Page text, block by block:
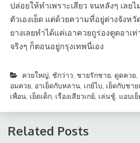
ปล่อยให้ทำเพราะเสียว จนหลังๆ เลย
ตัวเองเย็ด แต่ด้วยความที่อยู่ต่างจังห
ยางเลยทำได้แค่เอาควยถูร่องตูดอาเ
จริงๆ ก็ตอนอยู่กรุงเทพนี่เอง
ควยใหญ่, ชักว่าว, ชายรักชาย, ดูดควย,
อมควย, อาเย็ดกับหลาน, เกย์ไบ, เย็ดกับชา
เพื่อน, เย็ดเด็ก, เรื่องเสียวเกย์, เล่นชู้, แอบเ
Related Posts